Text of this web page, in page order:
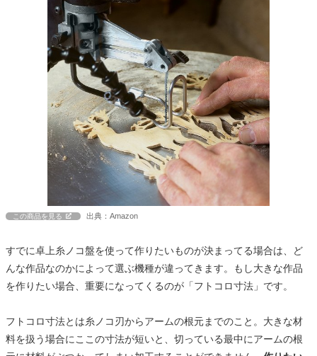
この商品を見る 出典：Amazon
すでに卓上糸ノコ盤を使って作りたいものが決まってる場合は、ど
んな作品なのかによって選ぶ機種が違ってきます。もし大きな作品
を作りたい場合、重要になってくるのが「フトコロ寸法」です。
フトコロ寸法とは糸ノコ刃からアームの根元までのこと。大きな材
料を扱う場合にここの寸法が短いと、切っている最中にアームの根